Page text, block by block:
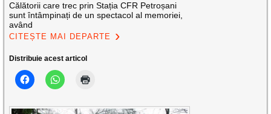
Călătorii care trec prin Stația CFR Petroșani
sunt întâmpinați de un spectacol al memoriei,
având
CITEȘTE MAI DEPARTE
Distribuie acest articol